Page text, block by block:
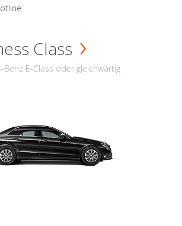
Class
Benz E-Class oder gleichwärtig